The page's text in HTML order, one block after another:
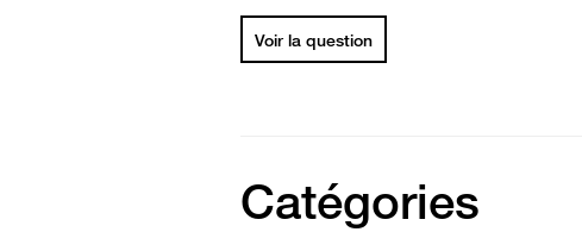
Voir la question
Catégories